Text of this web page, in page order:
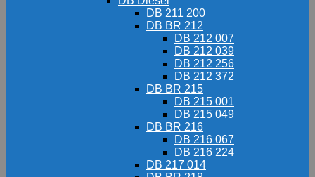
DB 211 200
DB BR 212
DB 212 007
DB 212 039
DB 212 256
DB 212 372
DB BR 215
DB 215 001
DB 215 049
DB BR 216
DB 216 067
DB 216 224
DB 217 014